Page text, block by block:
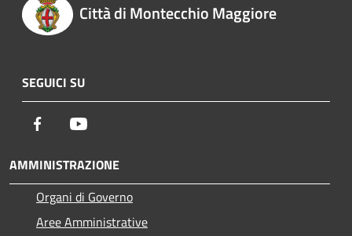
Città di Montecchio Maggiore
SEGUICI SU
Facebook
AMMINISTRAZIONE
Organi di Governo
Aree Amministrative